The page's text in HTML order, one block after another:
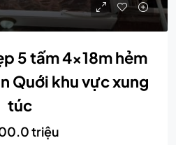
5 tấm 4x18m hẻm
Quới khu vực xung
túc
triệu